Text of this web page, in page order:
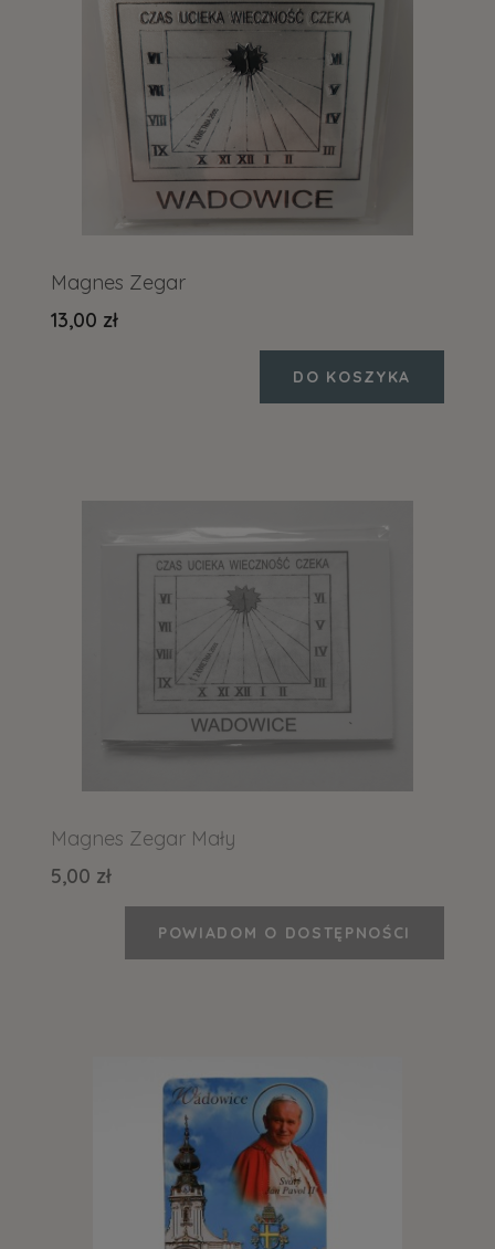
Magnes Zegar
13,00 zł
DO KOSZYKA
Magnes Zegar Mały
5,00 zł
POWIADOM O DOSTĘPNOŚCI